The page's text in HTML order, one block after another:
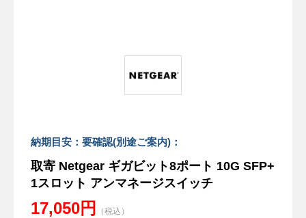
納期目安：要確認(別途ご案内)：
取寄 Netgear ギガビット8ポート 10G SFP+
1スロット アンマネージスイッチ
17,050円 （税込）